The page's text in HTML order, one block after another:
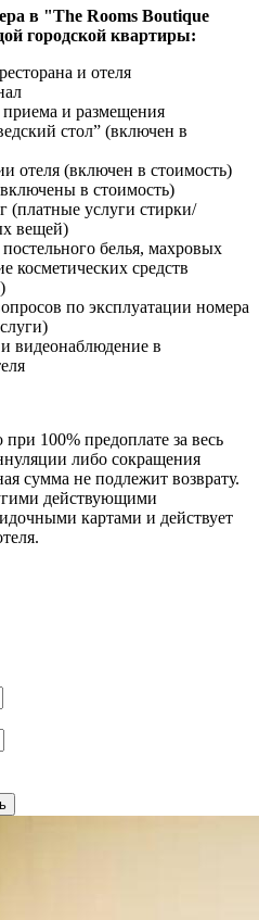
в "The Rooms Boutique
городской квартиры:
и отеля
приема и размещения
стол” (включен в
отеля (включен в стоимость)
в стоимость)
(платные услуги стирки/
вещей)
белья, махровых
косметических средств
по эксплуатации номера
видеонаблюдение в
100% предоплате за весь
либо сокращения
сумма не подлежит возврату.
действующими
картами и действует